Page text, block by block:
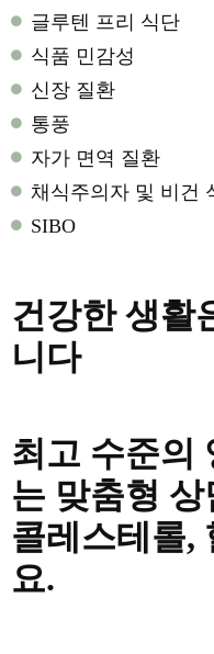
글루텐 프리 식단
식품 민감성
신장 질환
통풍
자가 면역 질환
채식주의자 및 비건
SIBO
건강한 생활
니다
최고 수준의
는 맞춤형
콜레스테롤,
요.